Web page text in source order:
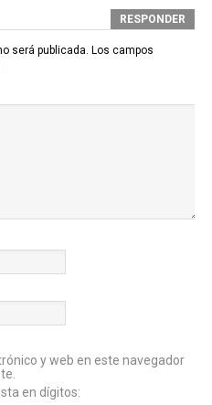
RESPONDER
será publicada. Los campos
y web en este navegador
en dígitos: